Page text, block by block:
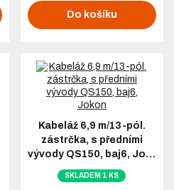
Do košíku
Kabeláž 6,9 m/13-pól.
zástrčka, s předními
vývody QS150, baj6, Jo…
SKLADEM 1 KS